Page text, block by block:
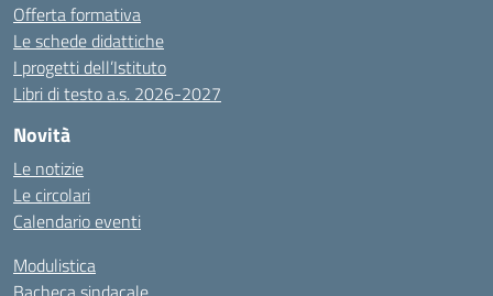
Offerta formativa
Le schede didattiche
I progetti dell’Istituto
Libri di testo a.s. 2026-2027
Novità
Le notizie
Le circolari
Calendario eventi
Modulistica